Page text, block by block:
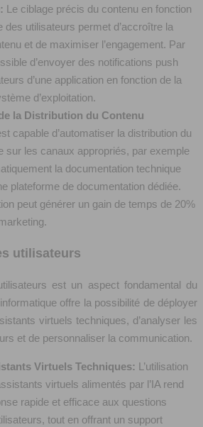
Le ciblage précis du contenu en fonction
des utilisateurs permet d’accroître la
et de maximiser l’engagement. Par
d’envoyer des notifications push
d’une application en fonction de la
d’exploitation.
la Distribution du Contenu
capable d’automatiser la distribution du
sur les canaux appropriés, par exemple
la documentation technique
plateforme de documentation dédiée.
peut générer un gain de temps de 20%
utilisateurs
est un aspect fondamental du
offre la possibilité de déployer
virtuels techniques, d’analyser les
et de personnaliser la communication.
Virtuels Techniques: L’utilisation
virtuels alimentés par l’IA rend
rapide et efficace aux questions
tout en offrant un support